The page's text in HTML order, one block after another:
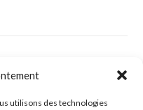
utilisons des technologies